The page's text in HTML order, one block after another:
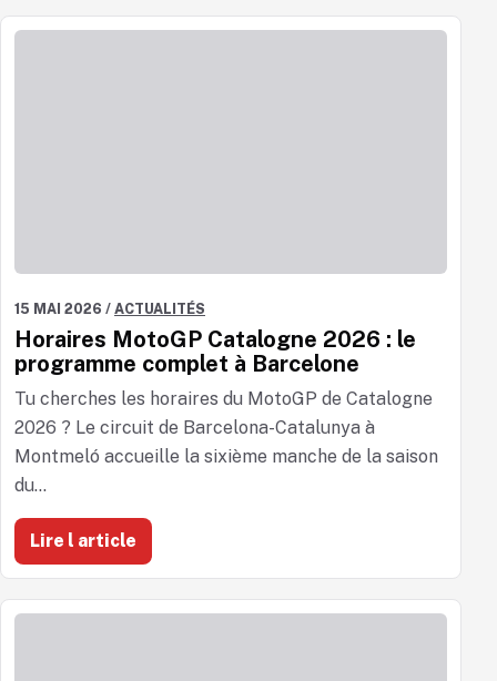
15 MAI 2026 / ACTUALITÉS
Horaires MotoGP Catalogne 2026 : le
programme complet à Barcelone
Tu cherches les horaires du MotoGP de Catalogne
2026 ? Le circuit de Barcelona-Catalunya à
Montmeló accueille la sixième manche de la saison
du...
Lire l article